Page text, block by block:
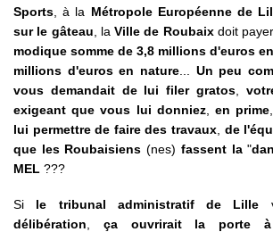
Sports , à la Métropole Européenne de
sur le gâteau , la Ville de Roubaix doit
modique somme de 3,8 millions d'euros
millions d'euros en nature
Un peu
vous demandait de lui filer gratos,
exigeant que vous lui donniez,en prime
lui permettre de faire des travaux de
que les Roubaisiens (nes) fassent la"
MEL ???
Si le tribunal administratif de Lille
délibération
ça ouvrirait la porte